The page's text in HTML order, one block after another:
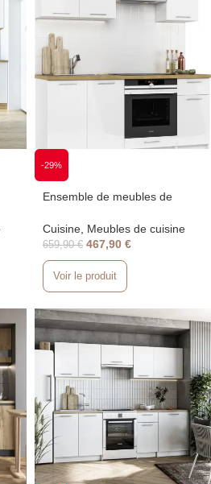
-29%
Ensemble de meubles de
Chili 1,80m
Cuisine Meubles de cuisine
659,90€ 467,90 €
Voir le produit